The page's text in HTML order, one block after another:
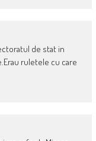
de stat in
ruletele cu care